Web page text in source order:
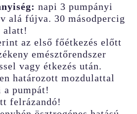
napi 3 pumpányi
alá fújva. 30 másodpercig
alatt!
az első főétkezés előtt
emésztőrendszer
vagy étkezés után.
határozott mozdulattal
pumpát!
felrázandó!